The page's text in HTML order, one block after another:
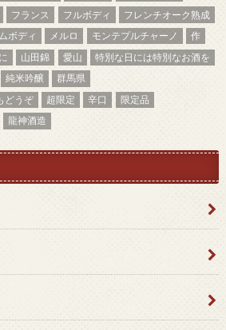
フランス フルボディ
フレンチオーク熟成
ボディ メルロ モンテプルチャーノ
作
山田錦 愛山
特別な日には特別なお酒を
純米吟醸
群馬県
どうぞ
超限定 辛口
限定品
龍神酒造